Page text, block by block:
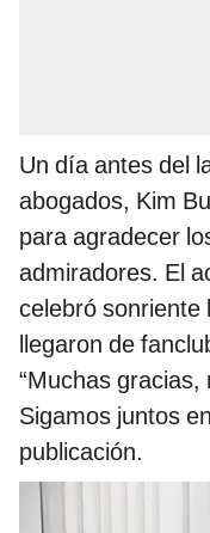
Un día antes del
abogados, Kim
para agradecer
admiradores. El
celebró sonriente
llegaron de
“Muchas
Sigamos juntos
publicación.